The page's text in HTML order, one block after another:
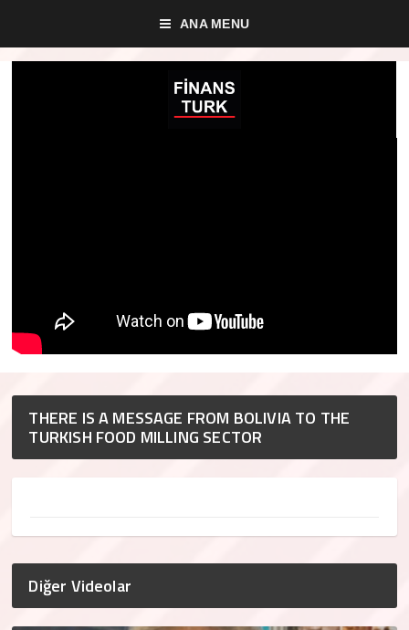
ANA MENU
THERE IS A MESSAGE FROM BOLIVIA TO THE
TURKISH FOOD MILLING SECTOR
Diğer Videolar